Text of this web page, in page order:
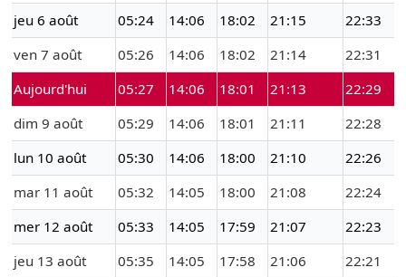
jeu 6 août
05:24 14:06 18:02 21:15
22:33
ven 7 août
05:26 14:06 18:02 21:14
22:31
Aujourd'hui
05:27 14:06 18:01 21:13
22:29
dim 9 août
05:29 14:06 18:01 21:11
22:28
lun 10 août
05:30 14:06 18:00 21:10
22:26
mar 11 août
05:32 14:05 18:00 21:08
22:24
mer 12 août
05:33 14:05 17:59 21:07
22:23
jeu 13 août
05:35 14:05 17:58 21:06
22:21